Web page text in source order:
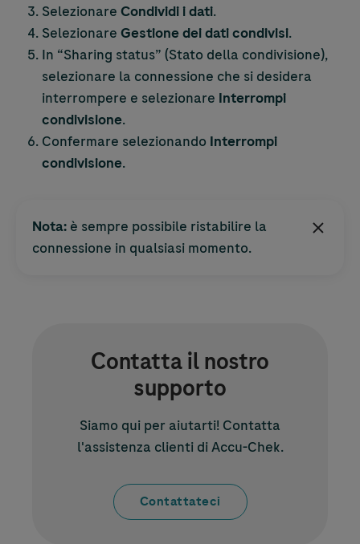
Selezionare Condividi i dati.
Selezionare Gestione dei dati condivisi.
In “Sharing status” (Stato della condivisione),
selezionare la connessione che si desidera
interrompere e selezionare Interrompi
condivisione.
Confermare selezionando Interrompi
condivisione.
Nota: è sempre possibile ristabilire la
connessione in qualsiasi momento.
Contatta il nostro
supporto
Siamo qui per aiutarti! Contatta
l'assistenza clienti diAccu-Chek.
Contattateci